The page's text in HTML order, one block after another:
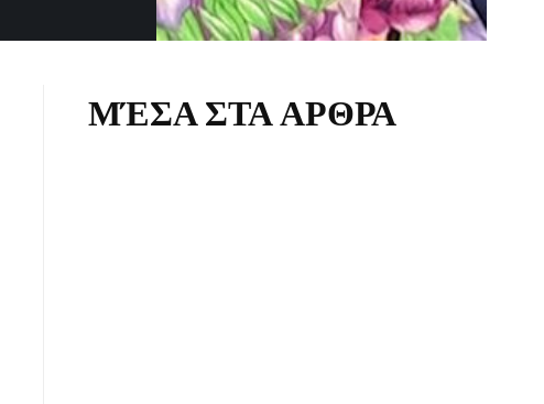
ΜΈΣΑ ΣΤΑ ΑΡΘΡΑ